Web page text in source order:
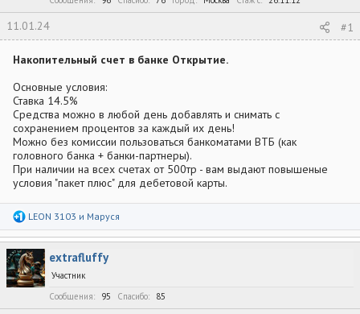
л
11.01.24 #1
Накопительный счет в банке Открытие.
Основные условия:
Ставка 14.5%
Средства можно в любой день добавлять и снимать с
сохранением процентов за каждый их день!
Можно без комиссии пользоваться банкоматами ВТБ (как
головного банка + банки-партнеры).
При наличии на всех счетах от 500тр - вам выдают повышеные
условия "пакет плюс" для дебетовой карты.
Р
а
к
ц
и
и
LEON 3103 и Маруся
extrafluffy
Участник
Сообщения
95 Спасибо 85